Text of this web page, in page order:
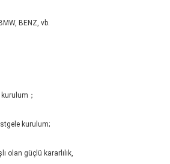
BENZ, vb.
；
kurulum;
olan güçlü kararlılık,